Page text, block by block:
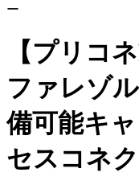
ー
【プリコ
ファレゾ
備可能キ
セスコネク